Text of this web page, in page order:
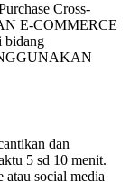
Cross-
E-COMMERCE
dan
5 sd 10 menit.
atau social media